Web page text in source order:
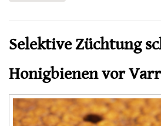
Selektive Züchtung
Honigbienen vor